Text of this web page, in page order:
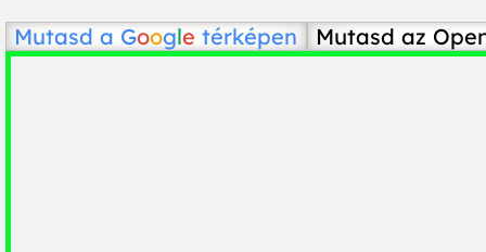
Mutasd a Google térképen Mutasd az